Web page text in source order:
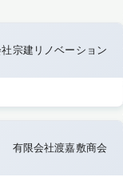
宗建リノベーション
有限会社渡嘉敷商会